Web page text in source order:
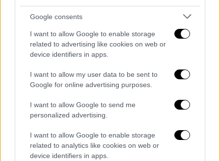
Google consents
I want to allow Google to enable storage
related to advertising like cookies on web or
device identifiers in apps.
I want to allow my user data to be sent to
Google for online advertising purposes.
I want to allow Google to send me
personalized advertising.
I want to allow Google to enable storage
related to analytics like cookies on web or
device identifiers in apps.